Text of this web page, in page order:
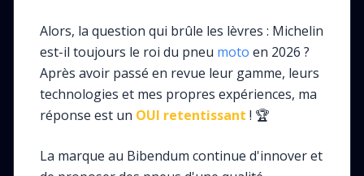
Alors, la question qui brûle les lèvres : Michelin
est-il toujours le roi du pneu moto en 2026 ?
Après avoir passé en revue leur gamme, leurs
technologies et mes propres expériences, ma
réponse est un OUI retentissant ! 🏆
La marque au Bibendum continue d'innover et